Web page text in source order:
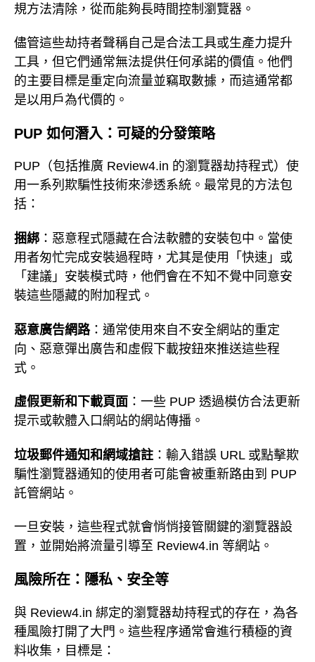
規方法清除，從而能夠長時間控制瀏覽器。
儘管這些劫持者聲稱自己是合法工具或生產力提升
工具，但它們通常無法提供任何承諾的價值。他們
的主要目標是重定向流量並竊取數據，而這通常都
是以用戶為代價的。
PUP 如何潛入：可疑的分發策略
PUP（包括推廣 Review4.in 的瀏覽器劫持程式）使
用一系列欺騙性技術來滲透系統。最常見的方法包
括：
捆綁 ：惡意程式隱藏在合法軟體的安裝包中。當使
用者匆忙完成安裝過程時，尤其是使用「快速」或
「建議」安裝模式時，他們會在不知不覺中同意安
裝這些隱藏的附加程式。
惡意廣告網路：通常使用來自不安全網站的重定
向、惡意彈出廣告和虛假下載按鈕來推送這些程
式。
虛假更新和下載頁面 ：一些 PUP 透過模仿合法更新
提示或軟體入口網站的網站傳播。
垃圾郵件通知和網域搶註 ：輸入錯誤 URL 或點擊欺
騙性瀏覽器通知的使用者可能會被重新路由到 PUP
託管網站。
一旦安裝，這些程式就會悄悄接管關鍵的瀏覽器設
置，並開始將流量引導至 Review4.in 等網站。
風險所在：隱私、安全等
與 Review4.in 綁定的瀏覽器劫持程式的存在，為各
種風險打開了大門。這些程序通常會進行積極的資
料收集，目標是：